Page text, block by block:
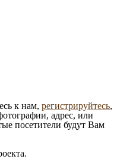
к нам, регистрируйтесь,
адрес, или
посетители будут Вам